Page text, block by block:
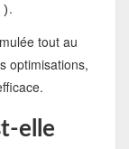
.
tout au
optimisations,
elle